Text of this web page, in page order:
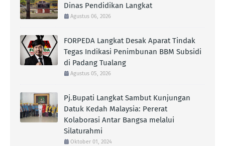
Dinas Pendidikan Langkat
Agustus 06, 2026
FORPEDA Langkat Desak Aparat Tindak
Tegas Indikasi Penimbunan BBM Subsidi
di Padang Tualang
Agustus 05, 2026
Pj.Bupati Langkat Sambut Kunjungan
Datuk Kedah Malaysia: Pererat
Kolaborasi Antar Bangsa melalui
Silaturahmi
Oktober 01, 2024